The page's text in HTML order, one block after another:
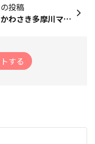
投稿
【かわさき多摩川マラソン】 ハーフで道具や段取りの確認をしてきます♪ レース用シューズ選びの様子をYouTubeに https://youtu.be/jHSEAl9Jwag
する